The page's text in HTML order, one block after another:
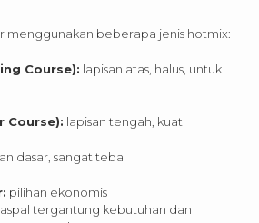
menggunakan beberapa jenis hotmix:
Course): lapisan atas, halus, untuk
Course): lapisan tengah, kuat
dasar, sangat tebal
pilihan ekonomis
tergantung kebutuhan dan